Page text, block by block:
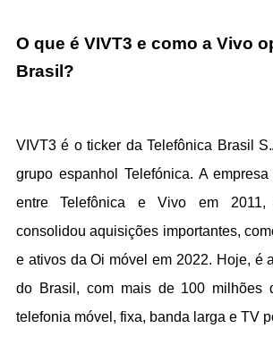
O que é VIVT3 e como a Vivo
Brasil?
VIVT3 é o ticker da Telefônica Brasil
grupo espanhol Telefónica. A
entre Telefônica e Vivo em
consolidou aquisições importantes,
e ativos da Oi móvel em 2022. Hoje, é
do Brasil, com mais de 100 milhões
telefonia móvel, fixa, banda larga e TV